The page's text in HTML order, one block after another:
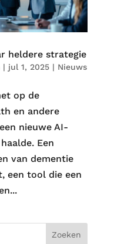
heldere strategie
| jul 1, 2025| Nieuws
op de
en andere
nieuwe AI-
Een
van dementie
een tool die een